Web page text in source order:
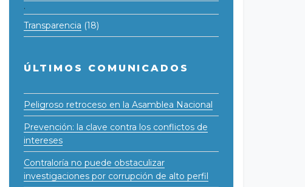
·
Transparencia (18)
ÚLTIMOS COMUNICADOS
Peligroso retroceso en la Asamblea Nacional
Prevención: la clave contra los conflictos de
intereses
Contraloría no puede obstaculizar
investigaciones por corrupción de alto perfil